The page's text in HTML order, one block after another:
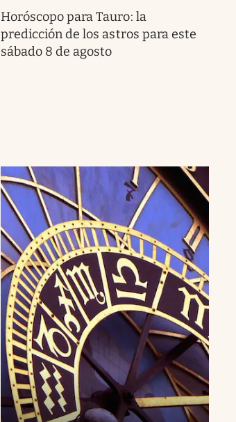
Horóscopo para Tauro: la
predicción de los astros para este
sábado 8 de agosto